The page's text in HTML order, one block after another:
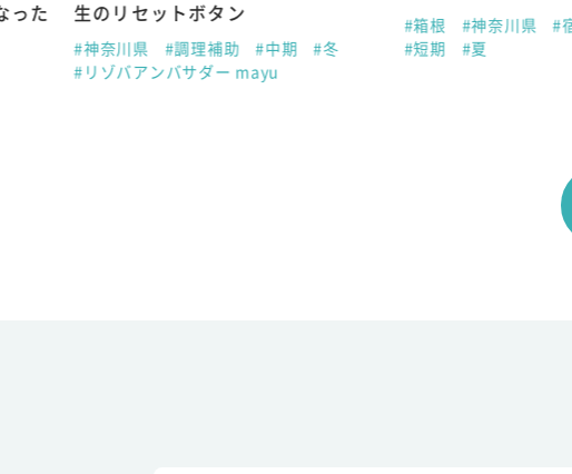
ットボタン
#調理補助 #中期
#冬
ンバサダー mayu
#宿泊業務全般
#短期
#夏